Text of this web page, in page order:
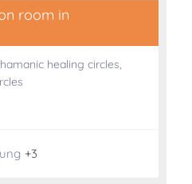
room in
healing circles,
+3